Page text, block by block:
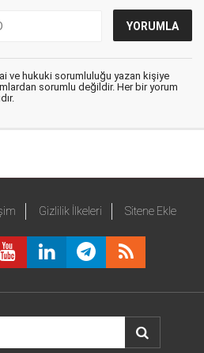
ve hukuki sorumluluğu yazan kişiye
sorumlu değildir. Her bir yorum
Gizlilik İlkeleri Sitene Ekle